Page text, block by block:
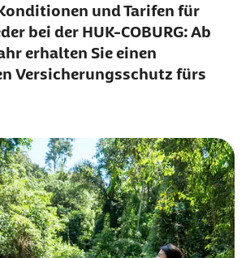
und Tarifen für
bei der HUK-COBURG: Ab
erhalten Sie einen
Versicherungsschutz fürs